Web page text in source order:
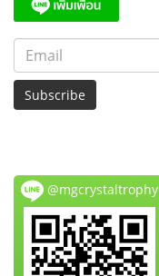
Subscribe
@mgcrystaltrophy